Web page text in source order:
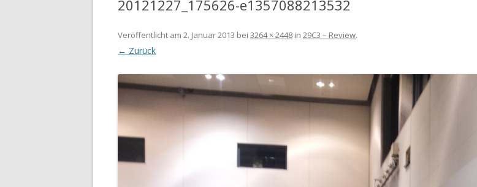
20121227_175626-e1357088213532
Veröffentlicht am 2. Januar 2013 bei 3264 × 2448 in 29C3 – Review.
← Zurück